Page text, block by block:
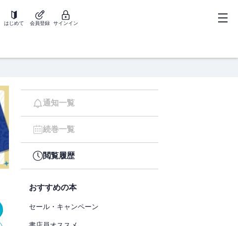
はじめて 会員登録 サインイン
通知一覧
続巻一覧
閲覧履歴
おすすめの本
セール・キャンペーン